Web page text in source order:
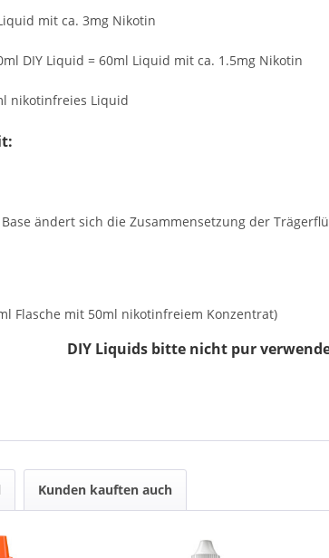
mit ca. 3mg Nikotin
DIY Liquid = 60ml Liquid mit ca. 1.5mg Nikotin
nikotinfreies Liquid
ändert sich die Zusammensetzung der
Flasche mit 50ml nikotinfreiem Konzentrat)
DIY Liquids bitte nicht pur
Kunden kauften auch